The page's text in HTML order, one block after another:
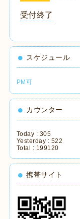
受付終了
スケジュール
PM可
カウンター
Today : 305
Yesterday : 522
Total : 199120
携帯サイト